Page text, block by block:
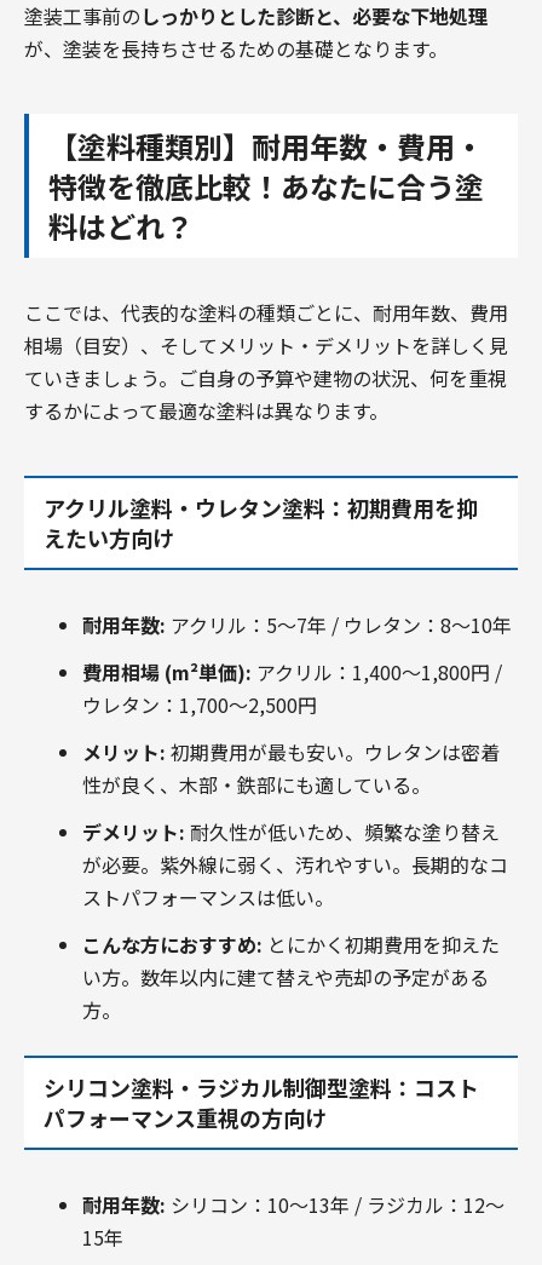
塗装工事前のしっかりとした診断と、必要な下地処理
が、塗装を長持ちさせるための基礎となります。
【塗料種類別】耐用年数・費用・
特徴を徹底比較！あなたに合う塗
料はどれ？
ここでは、代表的な塗料の種類ごとに、耐用年数、費用
相場（目安）、そしてメリット・デメリットを詳しく見
ていきましょう。ご自身の予算や建物の状況、何を重視
するかによって最適な塗料は異なります。
アクリル塗料・ウレタン塗料：初期費用を抑
えたい方向け
耐用年数: アクリル：5～7年 / ウレタン：8～10年
費用相場 (m²単価): アクリル：1,400～1,800円 /
ウレタン：1,700～2,500円
メリット: 初期費用が最も安い。ウレタンは密着
性が良く、木部・鉄部にも適している。
デメリット: 耐久性が低いため、頻繁な塗り替え
が必要。紫外線に弱く、汚れやすい。長期的なコ
ストパフォーマンスは低い。
こんな方におすすめ: とにかく初期費用を抑えた
い方。数年以内に建て替えや売却の予定がある
方。
シリコン塗料・ラジカル制御型塗料：コスト
パフォーマンス重視の方向け
耐用年数: シリコン：10～13年 / ラジカル：12～
15年